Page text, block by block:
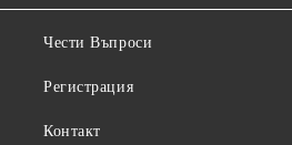
Чести Въпроси
Регистрация
Контакт